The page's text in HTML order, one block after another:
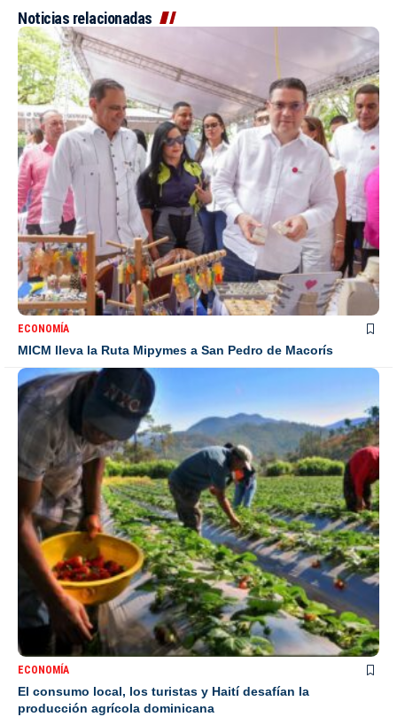
Noticias relacionadas
ECONOMÍA
MICM lleva la Ruta Mipymes a San Pedro de Macorís
ECONOMÍA
El consumo local, los turistas y Haití desafían la
producción agrícola dominicana